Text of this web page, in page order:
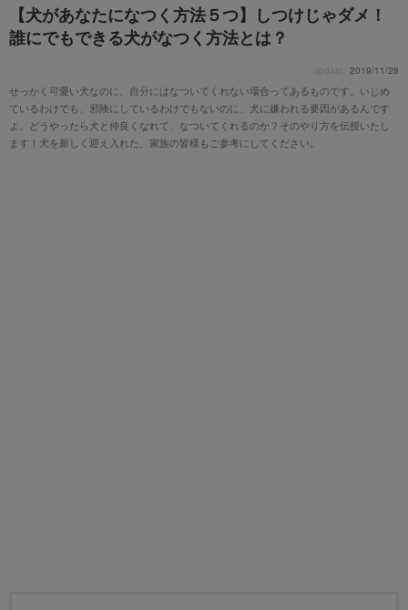
【犬があなたになつく方法５つ】しつけじゃダメ！
誰にでもできる犬がなつく方法とは？
update 2019/11/28
せっかく可愛い犬なのに、自分にはなついてくれない場合ってあるものです。いじめ
ているわけでも、邪険にしているわけでもないのに、犬に嫌われる要因があるんです
よ。どうやったら犬と仲良くなれて、なついてくれるのか？そのやり方を伝授いたし
ます！犬を新しく迎え入れた、家族の皆様もご参考にしてください。